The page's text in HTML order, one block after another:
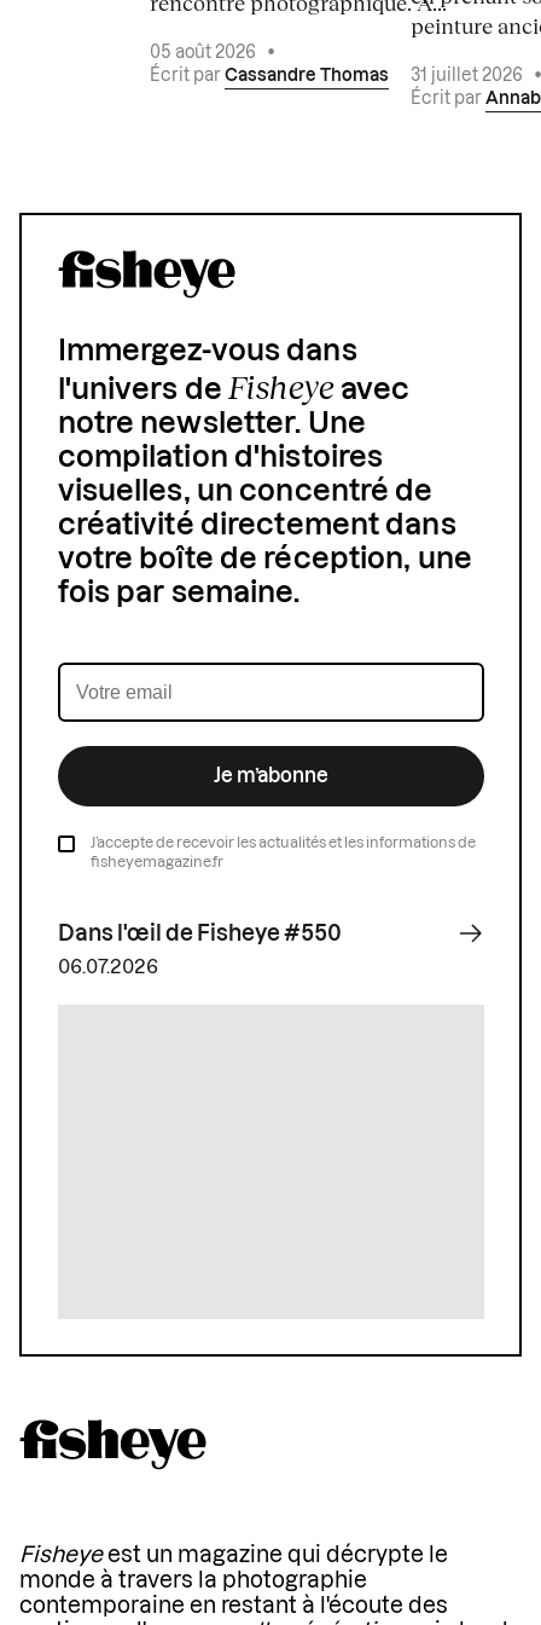
05 août 2026
•
Écrit par Cassandre Thomas
peinture
31 juillet 2026
Écrit par
Immergez-vous dans
l'univers deFisheyeavec
notre newsletter. Une
compilation d'histoires
visuelles, un concentré de
créativité directement dans
votre boîte de réception, une
fois par semaine.
Je m’abonne
J’accepte de recevoir les actualités et les informations de
fisheyemagazine.fr
Dans l'œil de Fisheye #550
06.07.2026
Fisheyeest un magazine qui décrypte le
monde à travers la photographie
contemporaine en restant à l'écoute des